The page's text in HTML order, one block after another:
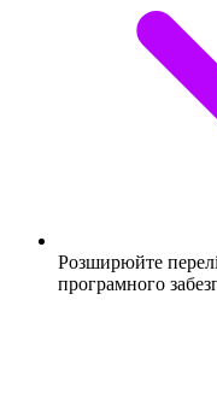
Розширюйте
програмного